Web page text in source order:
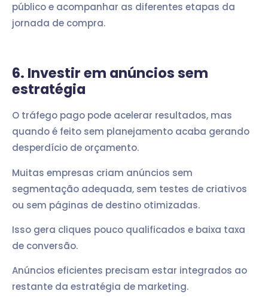
público e acompanhar as diferentes etapas da
jornada de compra.
6. Investir em anúncios sem
estratégia
O tráfego pago pode acelerar resultados, mas
quando é feito sem planejamento acaba gerando
desperdício de orçamento.
Muitas empresas criam anúncios sem
segmentação adequada, sem testes de criativos
ou sem páginas de destino otimizadas.
Isso gera cliques pouco qualificados e baixa taxa
de conversão.
Anúncios eficientes precisam estar integrados ao
restante da estratégia de marketing.